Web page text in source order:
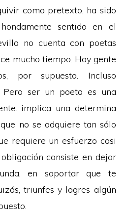
como pretexto, ha sido
sentido en el
no cuenta con poetas
mucho tiempo. Hay gente
por supuesto. Incluso
Pero ser un poeta es una
implica una determina
no se adquiere tan sólo
requiere un esfuerzo casi
consiste en dejar
en soportar que te
triunfes y logres algún